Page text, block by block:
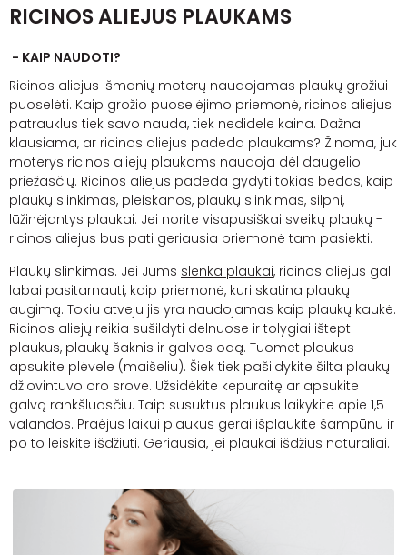
RICINOS ALIEJUS PLAUKAMS
- KAIP NAUDOTI?
Ricinos aliejus išmanių moterų naudojamas plaukų grožiui
puoselėti. Kaip grožio puoselėjimo priemonė, ricinos aliejus
patrauklus tiek savo nauda, tiek nedidele kaina. Dažnai
klausiama, ar ricinos aliejus padeda plaukams? Žinoma, juk
moterys ricinos aliejų plaukams naudoja dėl daugelio
priežasčių. Ricinos aliejus padeda gydyti tokias bėdas, kaip
plaukų slinkimas, pleiskanos, plaukų slinkimas, silpni,
lūžinėjantys plaukai. Jei norite visapusiškai sveikų plaukų -
ricinos aliejus bus pati geriausia priemonė tam pasiekti.
Plaukų slinkimas. Jei Jums slenka plaukai, ricinos aliejus gali
labai pasitarnauti, kaip priemonė, kuri skatina plaukų
augimą. Tokiu atveju jis yra naudojamas kaip plaukų kaukė.
Ricinos aliejų reikia sušildyti delnuose ir tolygiai ištepti
plaukus, plaukų šaknis ir galvos odą. Tuomet plaukus
apsukite plėvele (maišeliu). Šiek tiek pašildykite šilta plaukų
džiovintuvo oro srove. Užsidėkite kepuraitę ar apsukite
galvą rankšluosčiu. Taip susuktus plaukus laikykite apie 1,5
valandos. Praėjus laikui plaukus gerai išplaukite šampūnu ir
po to leiskite išdžiūti. Geriausia, jei plaukai išdžius natūraliai.